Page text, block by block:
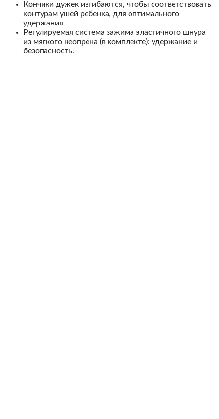
Кончики дужек изгибаются, чтобы соответствовать
контурам ушей ребенка, для оптимального
удержания
Регулируемая система зажима эластичного шнура
из мягкого неопрена (в комплекте): удержание и
безопасность.